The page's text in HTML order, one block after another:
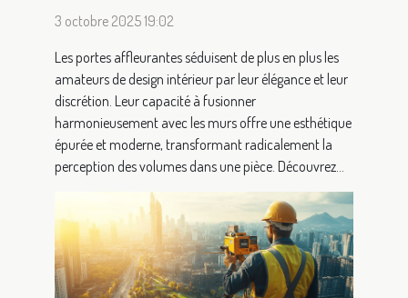
3 octobre 2025 19:02
Les portes affleurantes séduisent de plus en plus les
amateurs de design intérieur par leur élégance et leur
discrétion. Leur capacité à fusionner
harmonieusement avec les murs offre une esthétique
épurée et moderne, transformant radicalement la
perception des volumes dans une pièce. Découvrez...